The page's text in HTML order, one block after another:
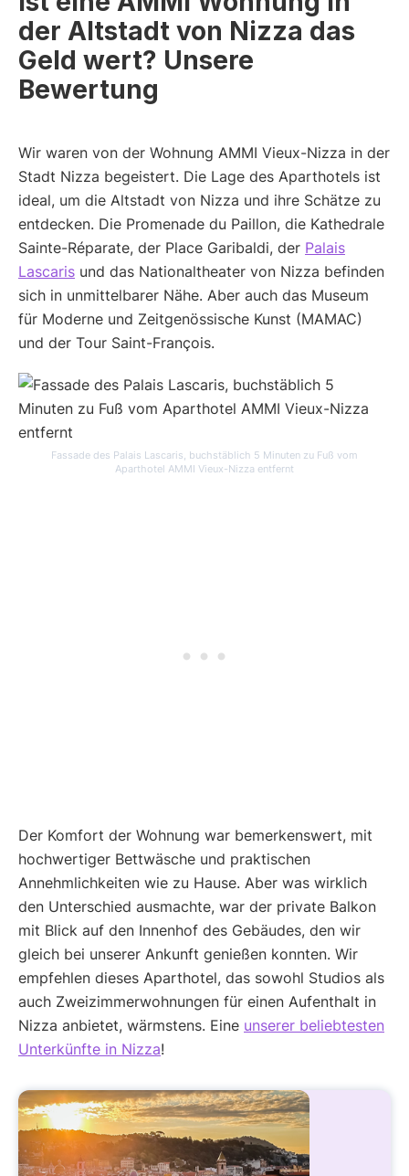
der Altstadt von Nizza das
Geld wert? Unsere
Bewertung
Wir waren von der Wohnung AMMI Vieux-Nizza in der
Stadt Nizza begeistert. Die Lage des Aparthotels ist
ideal, um die Altstadt von Nizza und ihre Schätze zu
entdecken. Die Promenade du Paillon, die Kathedrale
Sainte-Réparate, der Place Garibaldi, der Palais
Lascaris und das Nationaltheater von Nizza befinden
sich in unmittelbarer Nähe. Aber auch das Museum
für Moderne und Zeitgenössische Kunst (MAMAC)
und der Tour Saint-François.
Fassade des Palais Lascaris, buchstäblich 5 Minuten zu Fuß vom
Aparthotel AMMI Vieux-Nizza entfernt
Der Komfort der Wohnung war bemerkenswert, mit
hochwertiger Bettwäsche und praktischen
Annehmlichkeiten wie zu Hause. Aber was wirklich
den Unterschied ausmachte, war der private Balkon
mit Blick auf den Innenhof des Gebäudes, den wir
gleich bei unserer Ankunft genießen konnten. Wir
empfehlen dieses Aparthotel, das sowohl Studios als
auch Zweizimmerwohnungen für einen Aufenthalt in
Nizza anbietet, wärmstens. Eine unserer beliebtesten
Unterkünfte in Nizza!